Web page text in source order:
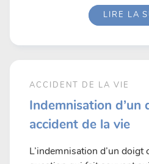
LIRE LA
ACCIDENT DE LA VIE
Indemnisation d’un
accident de la vie
L’indemnisation d’un doigt